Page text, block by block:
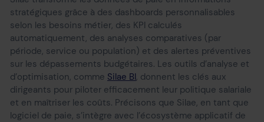
stratégiques grâce à des dashboards personnalisables
selon les besoins métier, des KPI calculés
automatiquement, des analyses comparatives (par
période, service ou population) et des alertes préventives
sur les dépassements budgétaires. Les outils d’analyse et
d’optimisation, comme Silae BI, donnent les clés aux
dirigeants pour piloter efficacement leur politique salariale
et en maîtriser les coûts. Précisons que Silae, en tant que
logiciel de paie, s’intègre avec l’écosystème applicatif de